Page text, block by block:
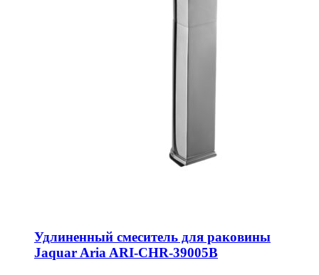
Удлиненный смеситель для раковины
Jaquar Aria ARI-CHR-39005B